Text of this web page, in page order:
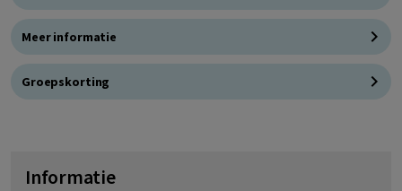
Meer informatie
Groepskorting
Informatie